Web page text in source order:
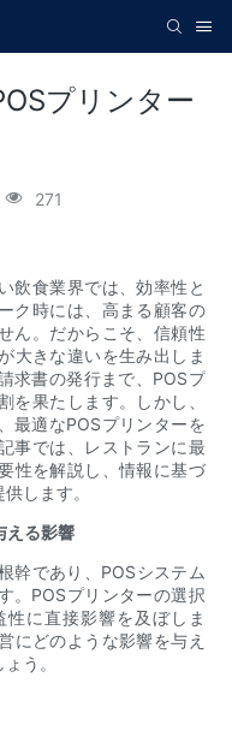
プリンター
271
飲食業界では、効率性と
ク時には、高まる顧客の
ん。だからこそ、信頼性
が大きな違いを生み出しま
求書の発行まで、POSプ
を果たします。しかし、
最適なPOSプリンターを
事では、レストランに最
性を解説し、情報に基づ
します。
える影響
幹であり、POSシステム
。POSプリンターの選択
に直接影響を及ぼしま
にどのような影響を与え
う。